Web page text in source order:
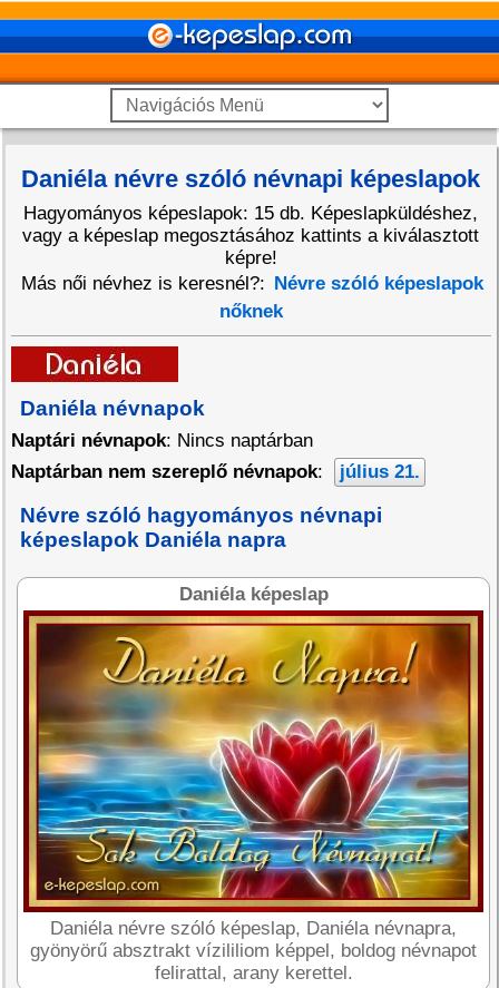
Daniéla névre szóló névnapi képeslapok
Hagyományos képeslapok: 15 db. Képeslapküldéshez,
vagy a képeslap megosztásához kattints a kiválasztott
képre!
Más női névhez is keresnél?: Névre szóló képeslapok
nőknek
Daniéla névnapok
Naptári névnapok: Nincs naptárban
Naptárban nem szereplő névnapok: július 21.
Névre szóló hagyományos névnapi
képeslapok Daniéla napra
Daniéla képeslap
Daniéla névre szóló képeslap, Daniéla névnapra,
gyönyörű absztrakt vízililiom képpel, boldog névnapot
felirattal, arany kerettel.